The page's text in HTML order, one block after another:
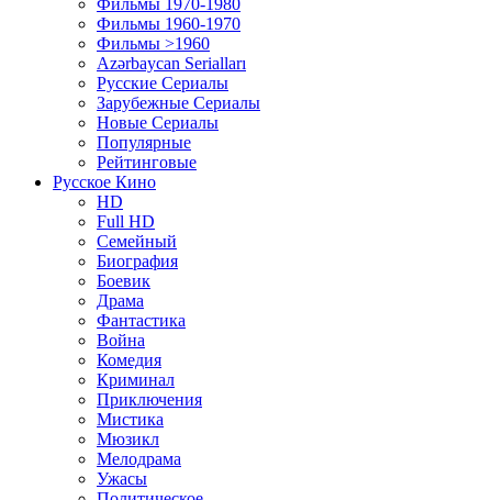
Фильмы 1970-1980
Фильмы 1960-1970
Фильмы >1960
Azərbaycan Serialları
Русские Сериалы
Зарубежные Сериалы
Новые Сериалы
Популярные
Рейтинговые
Русское Кино
HD
Full HD
Семейный
Биография
Боевик
Драма
Фантастика
Война
Комедия
Криминал
Приключения
Мистика
Мюзикл
Мелодрама
Ужасы